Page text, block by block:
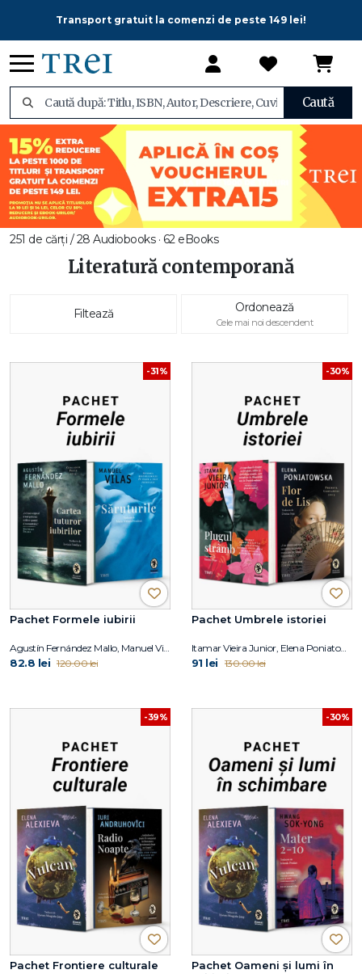
Transport gratuit la comenzi de peste 149 lei!
Caută
251 de cărți / 28 Audiobooks · 62 eBooks
Literatură contemporană
Filtează Ordonează
Cele mai noi descendent
-31%
Pachet Formele iubirii
Agustín Fernández Mallo, Manuel Vilas
82.8 lei 120.00 lei
-30%
Pachet Umbrele istoriei
Itamar Vieira Junior, Elena Poniatowska
91 lei 130.00 lei
-39%
Pachet Frontiere culturale
-30%
Pachet Oameni și lumi în